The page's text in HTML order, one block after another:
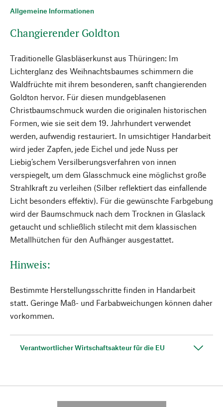
Allgemeine Informationen
Changierender Goldton
Traditionelle Glasbläserkunst aus Thüringen: Im
Lichterglanz des Weihnachtsbaumes schimmern die
Waldfrüchte mit ihrem besonderen, sanft changierenden
Goldton hervor. Für diesen mundgeblasenen
Christbaumschmuck wurden die originalen historischen
Formen, wie sie seit dem 19. Jahrhundert verwendet
werden, aufwendig restauriert. In umsichtiger Handarbeit
wird jeder Zapfen, jede Eichel und jede Nuss per
Liebig’schem Versilberungsverfahren von innen
verspiegelt, um dem Glasschmuck eine möglichst große
Strahlkraft zu verleihen (Silber reflektiert das einfallende
Licht besonders effektiv). Für die gewünschte Farbgebung
wird der Baumschmuck nach dem Trocknen in Glaslack
getaucht und schließlich stilecht mit dem klassischen
Metallhütchen für den Aufhänger ausgestattet.
Hinweis:
Bestimmte Herstellungsschritte finden in Handarbeit
statt. Geringe Maß- und Farbabweichungen können daher
vorkommen.
Verantwortlicher Wirtschaftsakteur für die EU